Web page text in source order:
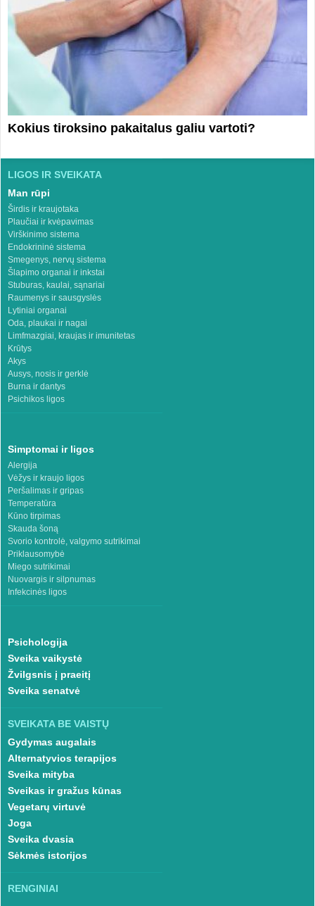
Kokius tiroksino pakaitalus galiu vartoti?
LIGOS IR SVEIKATA
Man rūpi
Širdis ir kraujotaka
Plaučiai ir kvėpavimas
Virškinimo sistema
Endokrininė sistema
Smegenys, nervų sistema
Šlapimo organai ir inkstai
Stuburas, kaulai, sąnariai
Raumenys ir sausgyslės
Lytiniai organai
Oda, plaukai ir nagai
Limfmazgiai, kraujas ir imunitetas
Krūtys
Akys
Ausys, nosis ir gerklė
Burna ir dantys
Psichikos ligos
Simptomai ir ligos
Alergija
Vėžys ir kraujo ligos
Peršalimas ir gripas
Temperatūra
Kūno tirpimas
Skauda šoną
Svorio kontrolė, valgymo sutrikimai
Priklausomybė
Miego sutrikimai
Nuovargis ir silpnumas
Infekcinės ligos
Psichologija
Sveika vaikystė
Žvilgsnis į praeitį
Sveika senatvė
SVEIKATA BE VAISTŲ
Gydymas augalais
Alternatyvios terapijos
Sveika mityba
Sveikas ir gražus kūnas
Vegetarų virtuvė
Joga
Sveika dvasia
Sėkmės istorijos
RENGINIAI